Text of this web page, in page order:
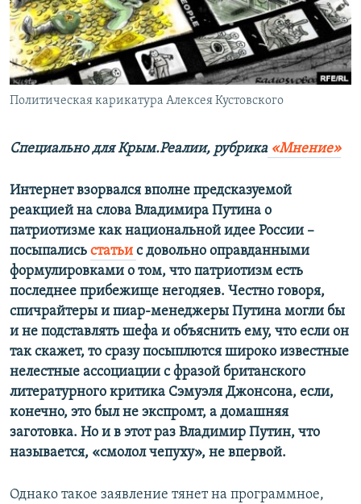
ПОБЕДИТЕЛЕЙ НЕ СУДЯТ?
КРЫМ.НЕПОКОРЕННЫЙ
ELIFBE
УКРАИНСКАЯ ПРОБЛЕМА КРЫМА
ПРИСОЕДИНЯЙТЕСЬ!
Политическая карикатура Алексея Кустовского
Специально для Крым.Реалии, рубрика«Мнение»
Интернет взорвался вполне предсказуемой
реакцией на слова Владимира Путина о
патриотизме как национальной идее России –
посыпались статьи с довольно оправданными
формулировками о том, что патриотизм есть
последнее прибежище негодяев. Честно говоря,
спичрайтеры и пиар-менеджеры Путина могли бы
и не подставлять шефа и объяснить ему, что если он
так скажет, то сразу посыплются широко известные
нелестные ассоциации с фразой британского
литературного критика Сэмуэля Джонсона, если,
конечно, это был не экспромт, а домашняя
заготовка. Но и в этот раз Владимир Путин, что
называется, «смолол чепуху», не впервой.
Однако такое заявление тянет на программное,